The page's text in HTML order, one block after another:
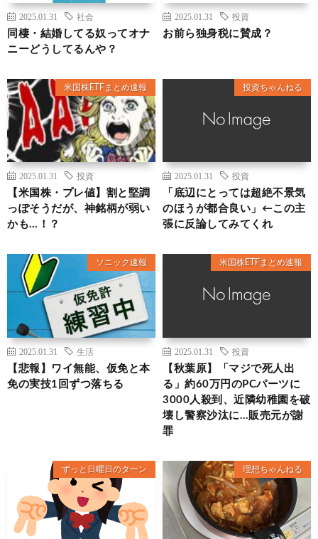
2025.01.31 社会
同棲・結婚してる奴ってオナ
ニーどうしてるんや？
2025.01.31 投資
お前ら独身税に賛成？
米国株ETFまとめ速報
2025.01.31 投資
【米国株・プレ値】割と堅調
っぽそうだが、神銘柄が弱い
かも…！？
投資ちゃんねる
2025.01.31 投資
「底辺にとっては超絶不景気
のほうが都合良い」←この主
張に反論してみてくれ
ソニック速報
2025.01.31 生活
【悲報】ワイ無能、仮免と本
免の実技1回ずつ落ちる
米国株ETFまとめ速報
2025.01.31 投資
【秋葉原】「マジで死人出
る」約60万円のPCパーツに
3000人殺到、近隣幼稚園を破
壊し警察沙汰に…販売元が謝
罪
ずっと日曜日のターン 理想ちゃんねる